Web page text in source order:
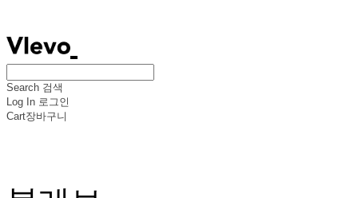
Search 검색
Log In 로그인
Cart장바구니